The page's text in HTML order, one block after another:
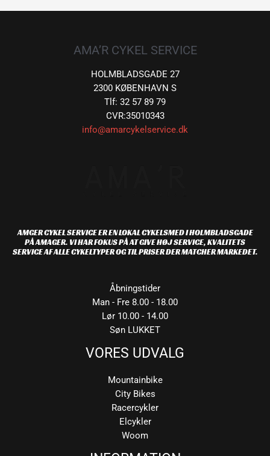
AMA’R CYKEL SERVICE
HOLMBLADSGADE 27
2300 KØBENHAVN S
Tlf: 32 57 89 79
CVR:35010343
info@amarcykelservice.dk
AMGER CYKEL SERVICE ER EN LOKAL CYKELSMED I HOLMBLADSGADE
PÅ AMAGER. VI HAR FOKUS PÅ AT GIVE HØJ SERVICE, KVALITETS
SERVICE AF ALLE CYKELTYPER OG TIL PRISER DER MATCHER MARKEDET.
Åbningstider
Man - Fre 8.00 - 18.00
Lør 10.00 - 14.00
Søn LUKKET
VORES UDVALG
Mountainbike
City Bikes
Racercykler
Elcykler
Woom